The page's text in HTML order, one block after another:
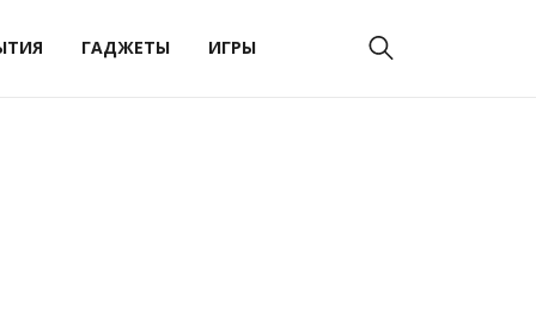
ГАДЖЕТЫ ИГРЫ